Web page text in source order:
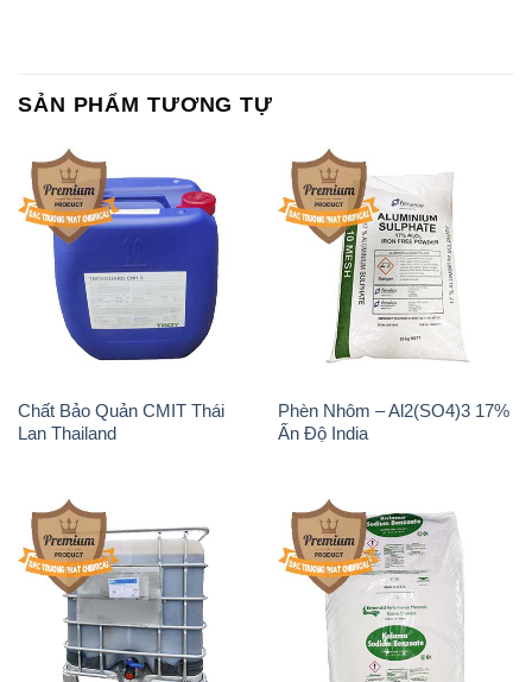
Chất tạo bọt Las P Tico Tank
IBC Bồn Việt Nam
Sodium Benzoate – Mốc Bột
Kalama Food Grade Mỹ Usa
Magie Clorua – MGCL2 Dạng KOH ( 90%) – Potassium